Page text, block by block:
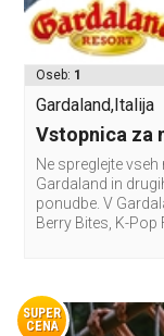
Oseb: 1
Gardaland,Italija
Vstopnica za
Ne spreglejte
Gardaland in
ponudbe. V
Berry Bites, K-
SUPER
CENA